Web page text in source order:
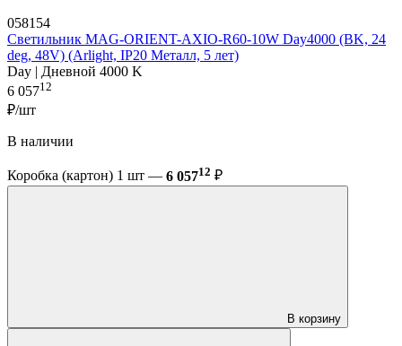
058154
Светильник MAG-ORIENT-AXIO-R60-10W Day4000 (BK, 24
deg, 48V) (Arlight, IP20 Металл, 5 лет)
Day | Дневной 4000 K
6 05712
₽/шт
В наличии
Коробка (картон) 1 шт — 6 05712 ₽
В корзину